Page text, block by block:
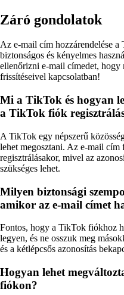
Záró gondolatok
Az e-mail cím hozzárendelése
biztonságos és kényelmes
ellenőrizni e-mail címedet,
frissítéseivel kapcsolatban!
Mi a TikTok és hogyan
a TikTok fiók
A TikTok egy népszerű
lehet megosztani. Az e-mail
regisztrálásakor, mivel az
szükséges lehet.
Milyen biztonsági
amikor az e-mail címet
Fontos, hogy a TikTok fiókhoz
legyen, és ne osszuk meg
és a kétlépcsős azonosítás
Hogyan lehet
fiókon?